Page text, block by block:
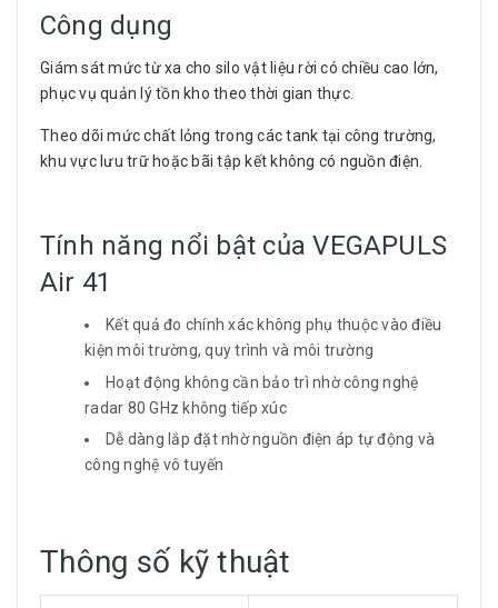
Công dụng
Giám sát mức từ xa cho silo vật liệu rời có chiều cao lớn,
phục vụ quản lý tồn kho theo thời gian thực.
Theo dõi mức chất lỏng trong các tank tại công trường,
khu vực lưu trữ hoặc bãi tập kết không có nguồn điện.
Tính năng nổi bật của VEGAPULS
Air 41
Kết quả đo chính xác không phụ thuộc vào điều
kiện môi trường, quy trình và môi trường
Hoạt động không cần bảo trì nhờ công nghệ
radar 80 GHz không tiếp xúc
Dễ dàng lắp đặt nhờ nguồn điện áp tự động và
công nghệ vô tuyến
Thông số kỹ thuật